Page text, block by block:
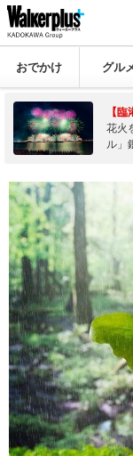
おでかけ グル
【
花火
ル」